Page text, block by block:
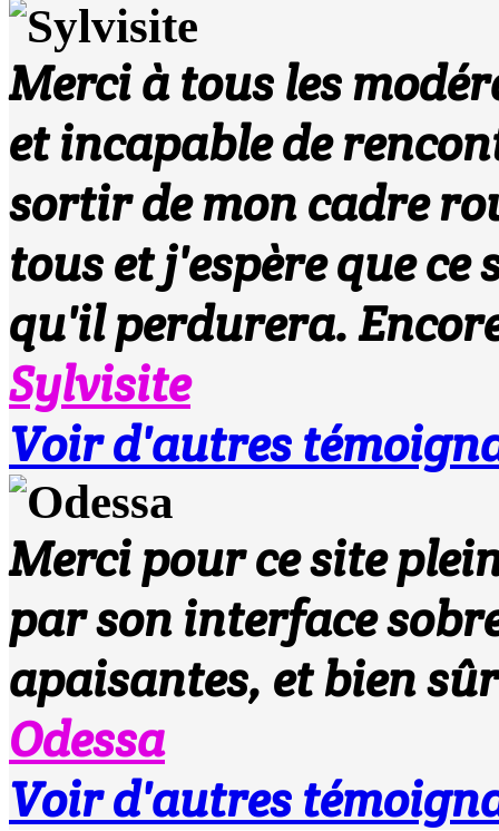
Merci à tous les
et incapable de
sortir de mon cadre
tous et j'espère que
qu'il perdurera.
Sylvisite
Voir d'autres
Merci pour ce site
par son interface
apaisantes, et bien
Odessa
Voir d'autres